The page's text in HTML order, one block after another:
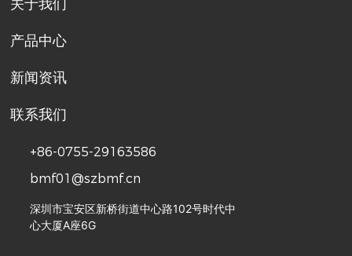
关于我们
产品中心
新闻资讯
联系我们
+86-0755-29163586
bmf01@szbmf.cn
深圳市宝安区新桥街道中心路102号时代中
心大厦A座6G